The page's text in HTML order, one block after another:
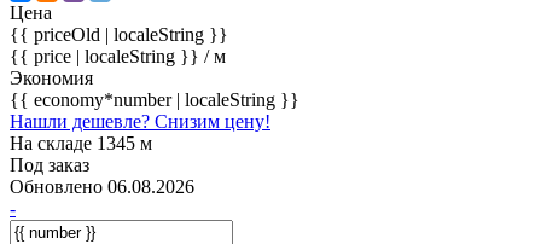
Цена
{{ priceOld | localeString }}
{{ price | localeString }} / м
Экономия
{{ economy*number | localeString }}
Нашли дешевле? Снизим цену!
На складе 1345 м
Под заказ
Обновлено 06.08.2026
-